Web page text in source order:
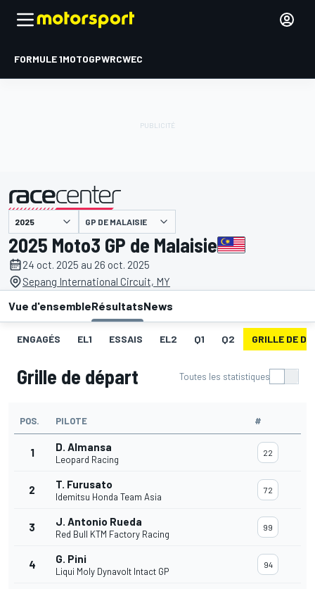
FORMULE 1MOTOGPWRCWEC
présenté par GP DE MALAISIE
2025 Moto3 GP de Malaisie
24 oct. 2025 au 26 oct. 2025
Sepang International Circuit, MY
Vue d'ensembleRésultatsNews
ENGAGÉS EL1 ESSAIS EL2 Q1 Q2 GRILLE DE
Grille de départ Toutes les statistiques
POS. PILOTE #
1 D. Almansa
Leopard Racing
22
2 T. Furusato
Idemitsu Honda Team Asia
72
3 J. Antonio Rueda
Red Bull KTM Factory Racing
99
4 G. Pini
Liqui Moly Dynavolt Intact GP
94